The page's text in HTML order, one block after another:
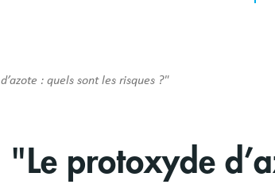
: quels sont les risques ?"
protoxyde